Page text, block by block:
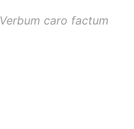
Verbum caro factum